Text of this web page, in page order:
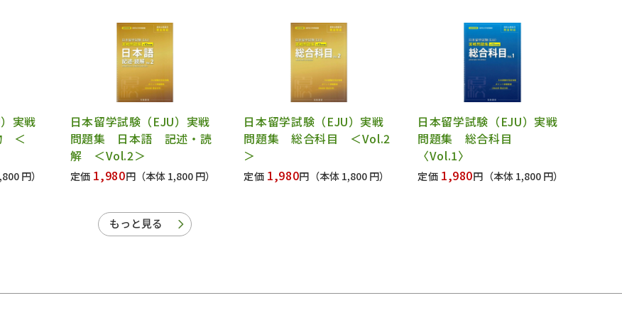
実戦
＜
円）
日本留学試験（EJU）実戦
問題集 日本語 記述・読
解 ＜Vol.2＞
定価 1,980円 （本体 1,800 円）
日本留学試験（EJU）実戦
問題集 総合科目 ＜Vol.2
＞
定価 1,980円 （本体 1,800 円）
日本留学試験（EJU）実戦
問題集 総合科目
〈Vol.1〉
定価 1,980円 （本体 1,800 円）
もっと見る